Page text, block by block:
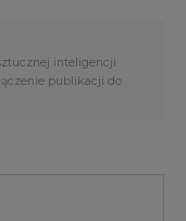
inteligencji.
publikacji do